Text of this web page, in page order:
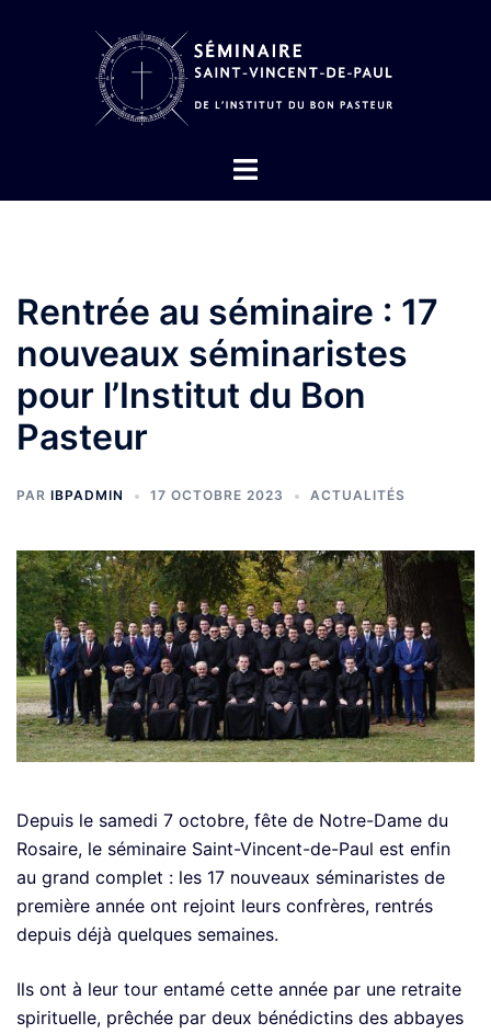
Ouvrir/fermer
Rentrée au séminaire : 17
nouveaux séminaristes
pour l’Institut du Bon
Pasteur
PAR IBPADMIN 17 OCTOBRE 2023 ACTUALITÉS
Depuis le samedi 7 octobre, fête de Notre-Dame du
Rosaire, le séminaire Saint-Vincent-de-Paul est enfin
au grand complet : les 17 nouveaux séminaristes de
première année ont rejoint leurs confrères, rentrés
depuis déjà quelques semaines.
Ils ont à leur tour entamé cette année par une retraite
spirituelle, prêchée par deux bénédictins des abbayes